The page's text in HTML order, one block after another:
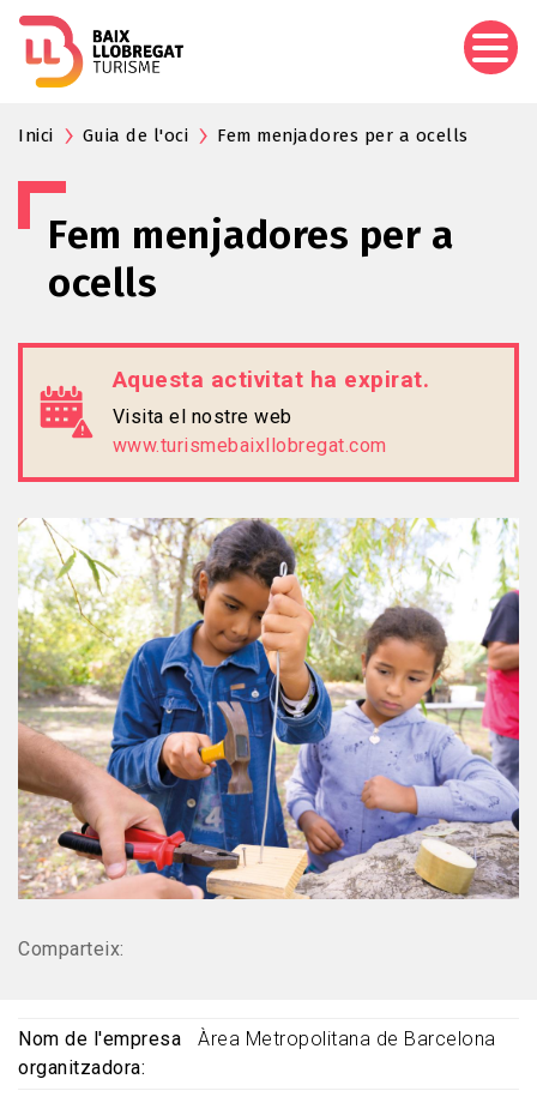
Inici Guia de l'oci Fem menjadores per a ocells
Fem menjadores per a
ocells
Aquesta activitat ha expirat.
Visita el nostre web
www.turismebaixllobregat.com
Comparteix:
Nom de l'empresa
organitzadora
Àrea Metropolitana de Barcelona